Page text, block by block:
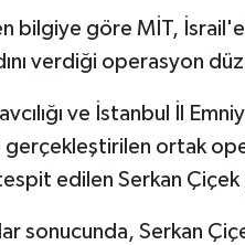
bilgiye göre MİT,
verdiği operasyon
ve İstanbul İl
ortak
edilen Serkan Çiçek
sonucunda, Serkan